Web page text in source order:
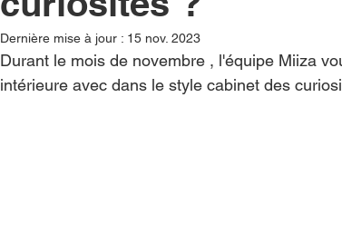
Dernière mise à jour : 15 nov. 2023
Durant le mois de novembre , l'équipe Miiza
intérieure avec dans le style cabinet des